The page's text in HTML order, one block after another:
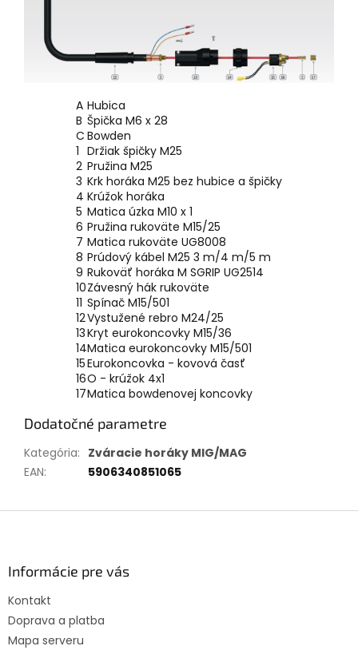
A Hubica
B Špička M6 x 28
C Bowden
1 Držiak špičky M25
2 Pružina M25
3 Krk horáka M25 bez hubice a špičky
4 Krúžok horáka
5 Matica úzka M10 x 1
6 Pružina rukoväte M15/25
7 Matica rukoväte UG8008
8 Prúdový kábel M25 3 m/4 m/5 m
9 Rukoväť horáka M SGRIP UG2514
10Závesný hák rukoväte
11 Spínač M15/501
12Vystužené rebro M24/25
13Kryt eurokoncovky M15/36
14Matica eurokoncovky M15/501
15Eurokoncovka - kovová časť
16O - krúžok 4x1
17Matica bowdenovej koncovky
Dodatočné parametre
Kategória: Zváracie horáky MIG/MAG
EAN: 5906340851065
Informácie pre vás
Kontakt
Doprava a platba
Mapa serveru